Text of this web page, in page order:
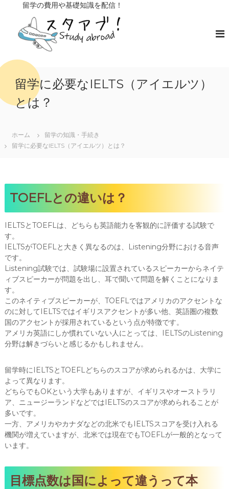
ス
プ
留学の費用や基礎知識を配信！
礎
知
留学に必要なIELTS（アイエルツ）
とは？
ホーム
留学の知識・手続き
留学に必要なIELTS（アイエルツ）とは？
TOEFLとの違いは？
IELTSとTOEFLは、どちらも英語能力を客観的に評価する試験で
す。
IELTSがTOEFLと大きく異なるのは、Listening分野における音声
です。
Listening試験では、試験場に設置されているスピーカーからネイテ
ィブスピーカーが問題を出し、耳で聞いて問題を解くことになりま
す。
このネイティブスピーカーが、TOEFLではアメリカのアクセントな
のに対してIELTSではイギリスアクセントが多い他、英語圏の複数
国のアクセントが採用されているという点が特徴です。
アメリカ英語にしか慣れていない人にとっては、IELTSのListening
分野は解きづらいと感じるかもしれません。
留学時にIELTSとTOEFLどちらのスコアが求められるかは、大学に
よって異なります。
どちらでもOKという大学もありますが、イギリスやオーストラリ
ア、ニュージーランドなどではIELTSのスコアが求められることが
多いです。
一方、アメリカやカナダなどの北米でもIELTSスコアを受け入れる
機関が増えていますが、北米では現在でもTOEFLが一般的となって
います。
目標点数は国によって違うって本